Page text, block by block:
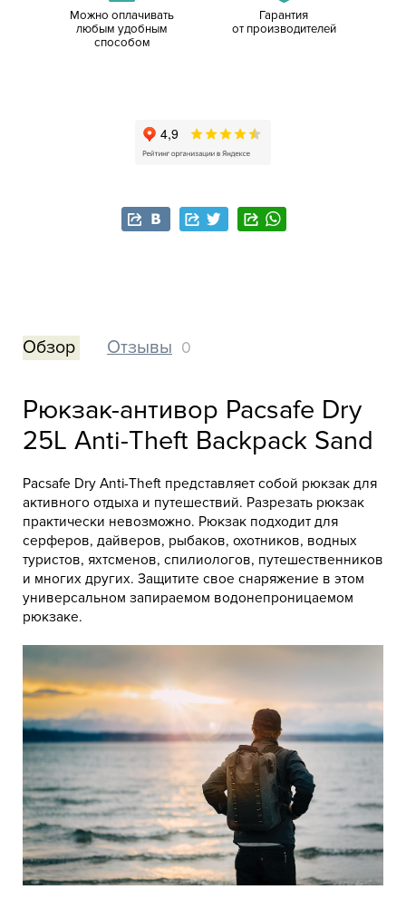
Можно оплачивать
любым удобным
способом
Гарантия
от производителей
Обзор Отзывы 0
Рюкзак-антивор Pacsafe Dry
25L Anti-Theft Backpack Sand
Pacsafe Dry Anti-Theft представляет собой рюкзак для
активного отдыха и путешествий. Разрезать рюкзак
практически невозможно. Рюкзак подходит для
серферов, дайверов, рыбаков, охотников, водных
туристов, яхтсменов, спилиологов, путешественников
и многих других. Защитите свое снаряжение в этом
универсальном запираемом водонепроницаемом
рюкзаке.